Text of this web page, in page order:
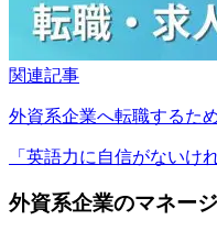
関連記事
外資系企業へ転職するた
「英語力に自信がないけ
外資系企業のマネー